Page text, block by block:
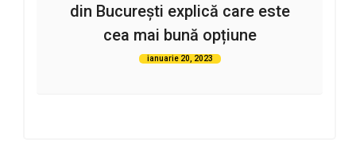
din București explică care este
cea mai bună opțiune
ianuarie 20, 2023